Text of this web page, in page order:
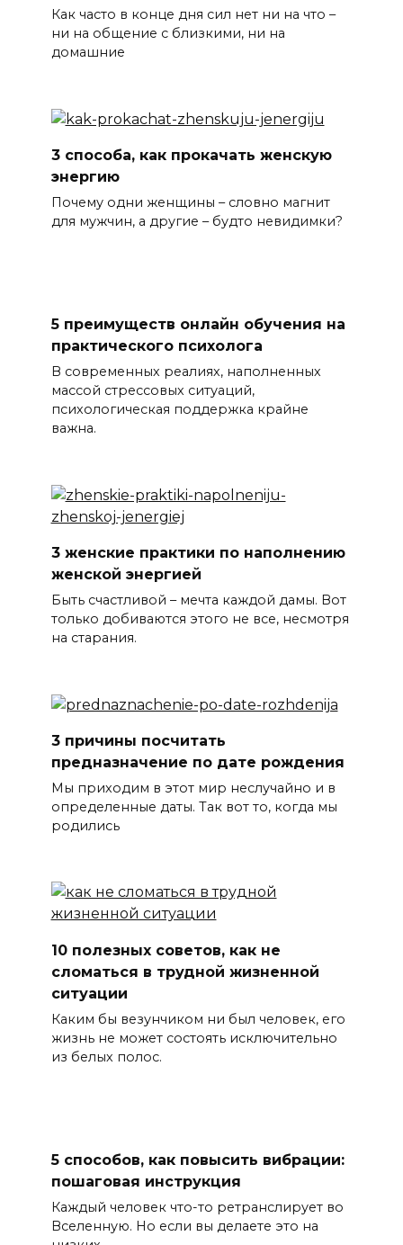
Как часто в конце дня сил нет ни на что –
ни на общение с близкими, ни на
домашние
3 способа, как прокачать женскую
энергию
Почему одни женщины – словно магнит
для мужчин, а другие – будто невидимки?
5 преимуществ онлайн обучения на
практического психолога
В современных реалиях, наполненных
массой стрессовых ситуаций,
психологическая поддержка крайне
важна.
3 женские практики по наполнению
женской энергией
Быть счастливой – мечта каждой дамы. Вот
только добиваются этого не все, несмотря
на старания.
3 причины посчитать
предназначение по дате рождения
Мы приходим в этот мир неслучайно и в
определенные даты. Так вот то, когда мы
родились
10 полезных советов, как не
сломаться в трудной жизненной
ситуации
Каким бы везунчиком ни был человек, его
жизнь не может состоять исключительно
из белых полос.
5 способов, как повысить вибрации:
пошаговая инструкция
Каждый человек что-то ретранслирует во
Вселенную. Но если вы делаете это на